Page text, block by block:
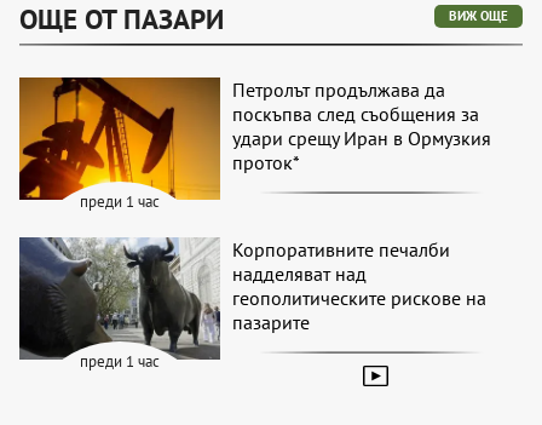
ОЩЕ ОТ ПАЗАРИ ВИЖ ОЩЕ
преди 1 час
Петролът продължава да
поскъпва след съобщения за
удари срещу Иран в Ормузкия
проток*
преди 1 час
Корпоративните печалби
надделяват над
геополитическите рискове на
пазарите